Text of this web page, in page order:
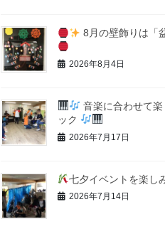
8月の壁飾りは「
2026年8月4日
音楽に合わせて楽
ック
2026年7月17日
七夕イベントを楽し
2026年7月14日